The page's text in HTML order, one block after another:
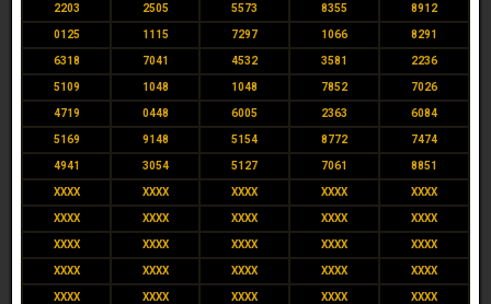
2203 2505 5573 8355 8912
0125 1115 7297 1066 8291
6318 7041 4532 3581 2236
5109 1048 1048 7852 7026
4719 0448 6005 2363 6084
5169 9148 5154 8772 7474
4941 3054 5127 7061 8851
XXXX XXXX XXXX XXXX XXXX
XXXX XXXX XXXX XXXX XXXX
XXXX XXXX XXXX XXXX XXXX
XXXX XXXX XXXX XXXX XXXX
XXXX XXXX XXXX XXXX XXXX